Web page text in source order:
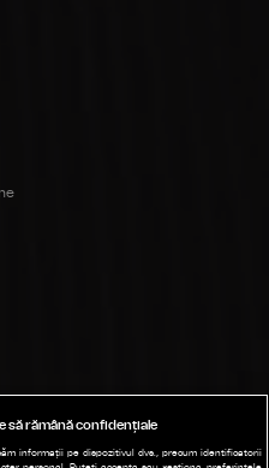
să rămână confidențiale
informații pe dispozitivul dvs., precum identificatorii